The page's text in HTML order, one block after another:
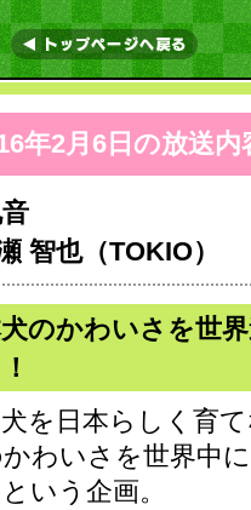
年2月6日の放送内
智也（TOKIO）
犬のかわいさを世
を日本らしく育
わいさを世界中
いう企画。